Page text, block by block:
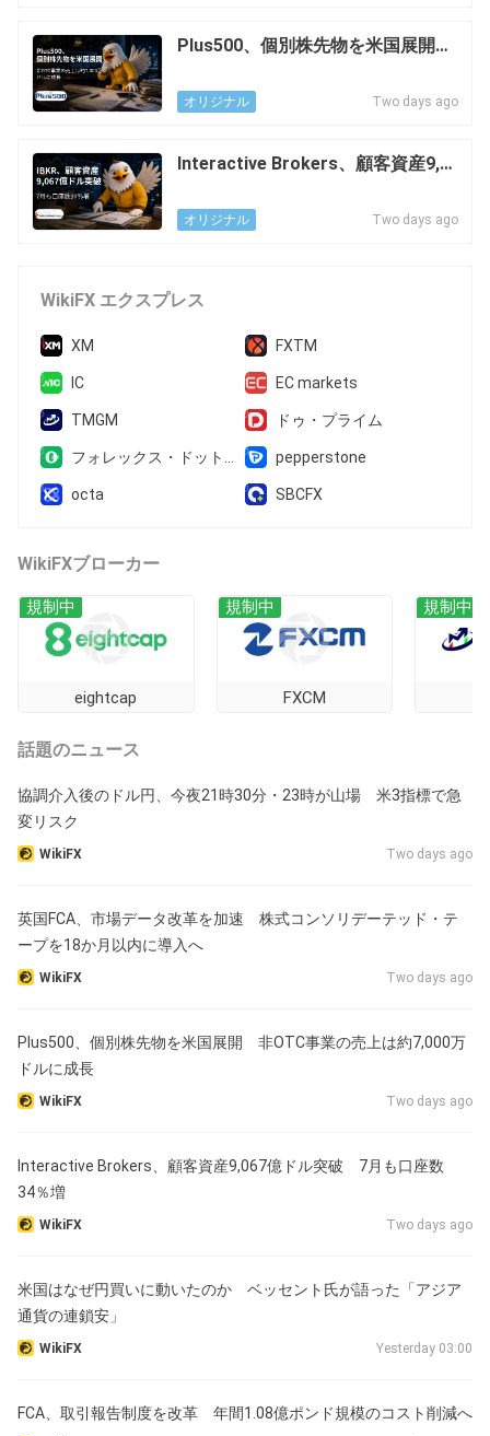
Plus500、個別株先物を米国展開
に成長
オリジナル Two days ago
Interactive Brokers、顧客資産9,0
オリジナル Two days ago
WikiFX エクスプレス
XM FXTM
IC EC markets
TMGM ドゥ・プライム
pepperstone
octa SBCFX
WikiFXブローカー
eightcap
規制中
FXCM
規制中 規制中
話題のニュース
協調介入後のドル円、今夜21時30分・23時が山場 米3指標で急
変リスク
WikiFX Two days ago
英国FCA、市場データ改革を加速 株式コンソリデーテッド・テ
ープを18か月以内に導入へ
WikiFX Two days ago
Plus500、個別株先物を米国展開 非OTC事業の売上は約7,000万
ドルに成長
WikiFX Two days ago
Interactive Brokers、顧客資産9,067億ドル突破 7月も口座数
34％増
WikiFX Two days ago
米国はなぜ円買いに動いたのか ベッセント氏が語った「アジア
通貨の連鎖安」
WikiFX Yesterday 03:00
FCA、取引報告制度を改革 年間1.08億ポンド規模のコスト削減へ